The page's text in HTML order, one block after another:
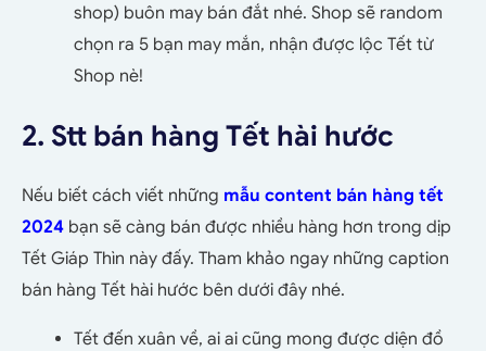
shop) buôn may bán đắt nhé. Shop sẽ random
chọn ra 5 bạn may mắn, nhận được lộc Tết từ
Shop nè!
2. Stt bán hàng Tết hài hước
Nếu biết cách viết những mẫu content bán hàng tết
2024 bạn sẽ càng bán được nhiều hàng hơn trong dịp
Tết Giáp Thìn này đấy. Tham khảo ngay những caption
bán hàng Tết hài hước bên dưới đây nhé.
Tết đến xuân về, ai ai cũng mong được diện đồ